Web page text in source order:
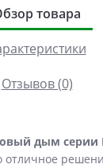
товара
Отзывов (0)
дым серии
отличное